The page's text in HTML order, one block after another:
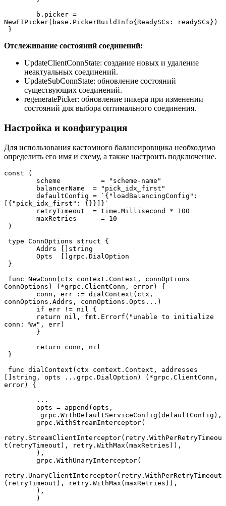
NewFIPicker(base.PickerBuildInfo{ReadySCs: readySCs})
}
Отслеживание состояний соединений:
UpdateClientConnState: создание новых и удаление
неактуальных соединений.
UpdateSubConnState: обновление состояний
существующих соединений.
regeneratePicker: обновление пикера при изменении
состояний для выбора оптимального соединения.
Настройка и конфигурация
Для использования кастомного балансировщика необходимо
определить его имя и схему, а также настроить подключение.
const (
scheme    	= "scheme-name"
balancerName  = "pick_idx_first"
[{"pick_idx_first": {}}]}`
retryTimeout  = time.Millisecond * 100
maxRetries	= 10
)
type ConnOptions struct {
Addrs []string
Opts  []grpc.DialOption
}
ConnOptions) (*grpc.ClientConn, error) {
connOptions.Addrs, connOptions.Opts...)
if err != nil {
conn: %w", err)
}
return conn, nil
}
[]string, opts ...grpc.DialOption) (*grpc.ClientConn,
error) {
...
opts = append(opts,
         grpc.WithDefaultServiceConfig(defaultConfig),
     	grpc.WithStreamInterceptor(
retry.StreamClientInterceptor(retry.WithPerRetryTimeou
t(retryTimeout), retry.WithMax(maxRetries)),
     	),
     	grpc.WithUnaryInterceptor(
retry.UnaryClientInterceptor(retry.WithPerRetryTimeout
(retryTimeout), retry.WithMax(maxRetries)),
     	),
)